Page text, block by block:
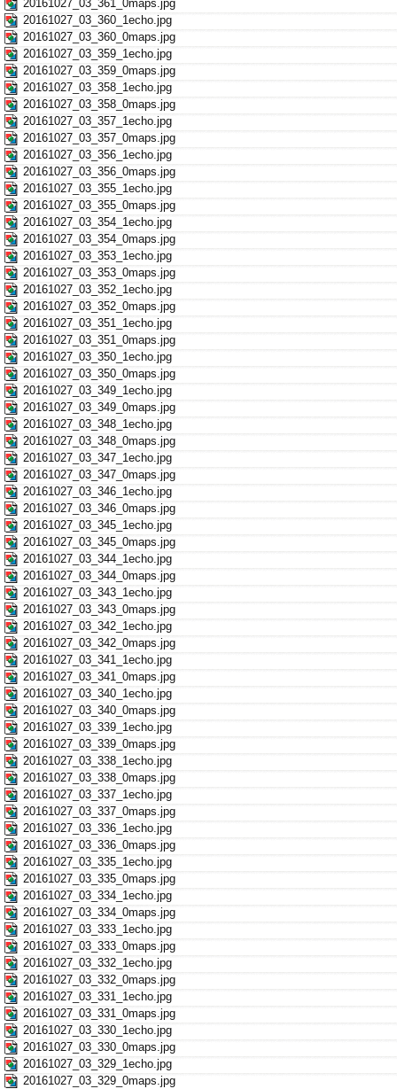
20161027_03_361_0maps.jpg
20161027_03_360_1echo.jpg
20161027_03_360_0maps.jpg
20161027_03_359_1echo.jpg
20161027_03_359_0maps.jpg
20161027_03_358_1echo.jpg
20161027_03_358_0maps.jpg
20161027_03_357_1echo.jpg
20161027_03_357_0maps.jpg
20161027_03_356_1echo.jpg
20161027_03_356_0maps.jpg
20161027_03_355_1echo.jpg
20161027_03_355_0maps.jpg
20161027_03_354_1echo.jpg
20161027_03_354_0maps.jpg
20161027_03_353_1echo.jpg
20161027_03_353_0maps.jpg
20161027_03_352_1echo.jpg
20161027_03_352_0maps.jpg
20161027_03_351_1echo.jpg
20161027_03_351_0maps.jpg
20161027_03_350_1echo.jpg
20161027_03_350_0maps.jpg
20161027_03_349_1echo.jpg
20161027_03_349_0maps.jpg
20161027_03_348_1echo.jpg
20161027_03_348_0maps.jpg
20161027_03_347_1echo.jpg
20161027_03_347_0maps.jpg
20161027_03_346_1echo.jpg
20161027_03_346_0maps.jpg
20161027_03_345_1echo.jpg
20161027_03_345_0maps.jpg
20161027_03_344_1echo.jpg
20161027_03_344_0maps.jpg
20161027_03_343_1echo.jpg
20161027_03_343_0maps.jpg
20161027_03_342_1echo.jpg
20161027_03_342_0maps.jpg
20161027_03_341_1echo.jpg
20161027_03_341_0maps.jpg
20161027_03_340_1echo.jpg
20161027_03_340_0maps.jpg
20161027_03_339_1echo.jpg
20161027_03_339_0maps.jpg
20161027_03_338_1echo.jpg
20161027_03_338_0maps.jpg
20161027_03_337_1echo.jpg
20161027_03_337_0maps.jpg
20161027_03_336_1echo.jpg
20161027_03_336_0maps.jpg
20161027_03_335_1echo.jpg
20161027_03_335_0maps.jpg
20161027_03_334_1echo.jpg
20161027_03_334_0maps.jpg
20161027_03_333_1echo.jpg
20161027_03_333_0maps.jpg
20161027_03_332_1echo.jpg
20161027_03_332_0maps.jpg
20161027_03_331_1echo.jpg
20161027_03_331_0maps.jpg
20161027_03_330_1echo.jpg
20161027_03_330_0maps.jpg
20161027_03_329_1echo.jpg
20161027_03_329_0maps.jpg